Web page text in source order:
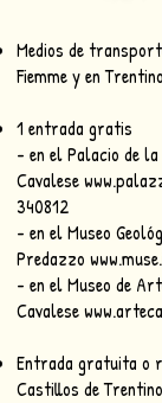
Medios de
Fiemme y en Trentino
1 entrada gratis
- en el Palacio de la
Cavalese
340812
- en el Museo
Predazzo
- en el Museo de
Cavalese
Entrada gratuita o
Castillos de Trentino